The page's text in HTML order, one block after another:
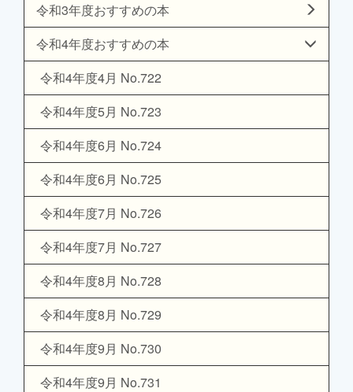
令和3年度おすすめの本
令和4年度おすすめの本
令和4年度4月 No.722
令和4年度5月 No.723
令和4年度6月 No.724
令和4年度6月 No.725
令和4年度7月 No.726
令和4年度7月 No.727
令和4年度8月 No.728
令和4年度8月 No.729
令和4年度9月 No.730
令和4年度9月 No.731